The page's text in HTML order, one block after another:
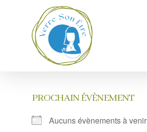
PROCHAIN ÉVÈNEMENT
Aucuns évènements à venir